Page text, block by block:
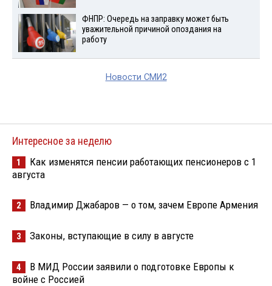
ФНПР: Очередь на заправку может быть
уважительной причиной опоздания на
работу
Новости СМИ2
Интересное за неделю
1
Как изменятся пенсии работающих пенсионеров с 1
августа
2 Владимир Джабаров — о том, зачем Европе Армения
3 Законы, вступающие в силу в августе
4
В МИД России заявили о подготовке Европы к
войне с Россией